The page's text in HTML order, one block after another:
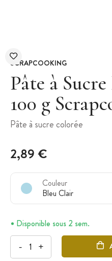
SCRAPCOOKING
Pâte à
100 g
Pâte à sucre colorée
2,89 €
Couleur
Bleu Clair
Disponible sous 2 sem.
- +